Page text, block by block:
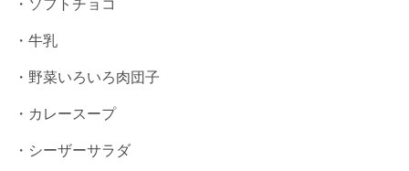
・ソフトチョコ
・牛乳
・野菜いろいろ肉団子
・カレースープ
・シーザーサラダ